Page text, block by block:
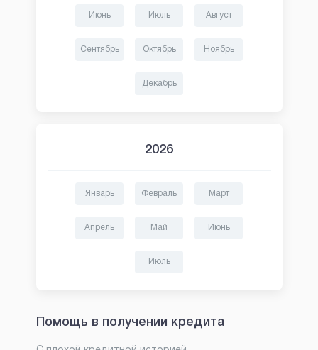
Июнь Июль Август
Сентябрь Октябрь Ноябрь
Декабрь
2026
Январь Февраль Март
Апрель Май Июнь
Июль
Помощь в получении кредита